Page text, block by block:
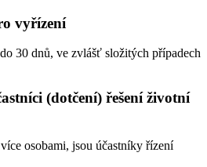
vyřízení
30 dnů, ve zvlášť složitých případech
(dotčení) řešení životní
osobami, jsou účastníky řízení